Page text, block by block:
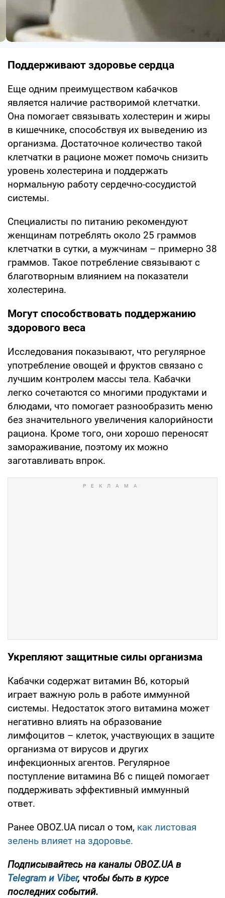
Поддерживают здоровье сердца
Еще одним преимуществом кабачков
является наличие растворимой клетчатки.
Она помогает связывать холестерин и жиры
в кишечнике, способствуя их выведению из
организма. Достаточное количество такой
клетчатки в рационе может помочь снизить
уровень холестерина и поддержать
нормальную работу сердечно-сосудистой
системы.
Специалисты по питанию рекомендуют
женщинам потреблять около 25 граммов
клетчатки в сутки, а мужчинам – примерно 38
граммов. Такое потребление связывают с
благотворным влиянием на показатели
холестерина.
Могут способствовать поддержанию
здорового веса
Исследования показывают, что регулярное
употребление овощей и фруктов связано с
лучшим контролем массы тела. Кабачки
легко сочетаются со многими продуктами и
блюдами, что помогает разнообразить меню
без значительного увеличения калорийности
рациона. Кроме того, они хорошо переносят
замораживание, поэтому их можно
заготавливать впрок.
Укрепляют защитные силы организма
Кабачки содержат витамин B6, который
играет важную роль в работе иммунной
системы. Недостаток этого витамина может
негативно влиять на образование
лимфоцитов – клеток, участвующих в защите
организма от вирусов и других
инфекционных агентов. Регулярное
поступление витамина B6 с пищей помогает
поддерживать эффективный иммунный
ответ.
Ранее OBOZ.UA писал о том, как листовая
зелень влияет на здоровье.
Подписывайтесь на каналы OBOZ.UA в
Telegram и Viber, чтобы быть в курсе
последних событий.